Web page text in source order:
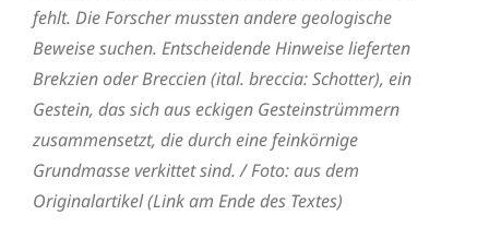
fehlt. Die Forscher mussten andere geologische
Beweise suchen. Entscheidende Hinweise lieferten
Brekzien oder Breccien (ital. breccia: Schotter), ein
Gestein, das sich aus eckigen Gesteinstrümmern
zusammensetzt, die durch eine feinkörnige
Grundmasse verkittet sind. / Foto: aus dem
Originalartikel (Link am Ende des Textes)